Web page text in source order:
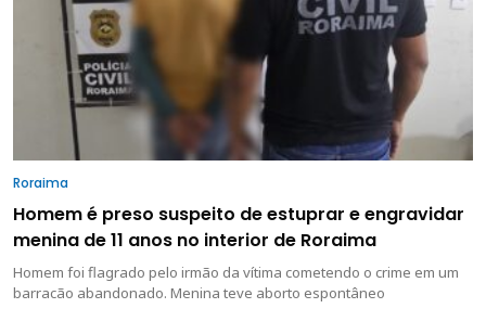
Roraima
Homem é preso suspeito de estuprar e engravidar
menina de 11 anos no interior de Roraima
Homem foi flagrado pelo irmão da vítima cometendo o crime em um
barracão abandonado. Menina teve aborto espontâneo